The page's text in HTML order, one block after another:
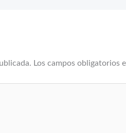
Los campos obligatorios